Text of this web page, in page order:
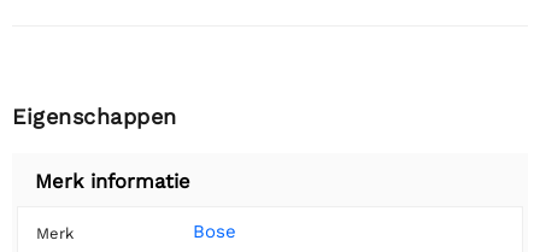
Eigenschappen
Merk informatie
Merk Bose